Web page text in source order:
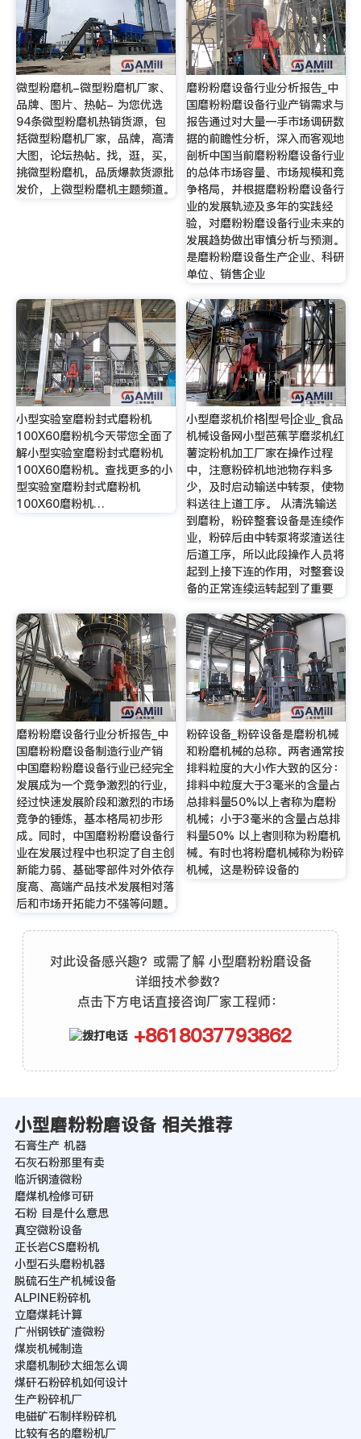
微型粉磨机-微型粉磨机厂家、
品牌、图片、热帖- 为您优选
94条微型粉磨机热销货源，包
括微型粉磨机厂家，品牌，高清
大图，论坛热帖。找，逛，买，
挑微型粉磨机，品质爆款货源批
发价，上微型粉磨机主题频道。
磨粉粉磨设备行业分析报告_中
国磨粉粉磨设备行业产销需求与
报告通过对大量一手市场调研数
据的前瞻性分析，深入而客观地
剖析中国当前磨粉粉磨设备行业
的总体市场容量、市场规模和竞
争格局，并根据磨粉粉磨设备行
业的发展轨迹及多年的实践经
验，对磨粉粉磨设备行业未来的
发展趋势做出审慎分析与预测。
是磨粉粉磨设备生产企业、科研
单位、销售企业
小型实验室磨粉封式磨粉机
100X60磨粉机今天带您全面了
解小型实验室磨粉封式磨粉机
100X60磨粉机。查找更多的小
型实验室磨粉封式磨粉机
100X60磨粉机…
小型磨浆机价格|型号|企业_食品
机械设备网小型芭蕉芋磨浆机红
薯淀粉机加工厂家在操作过程
中，注意粉碎机地池物存料多
少，及时启动输送中转泵，使物
料送往上道工序。 从清洗输送
到磨粉，粉碎整套设备是连续作
业，粉碎后由中转泵将浆渣送往
后道工序，所以此段操作人员将
起到上接下连的作用，对整套设
备的正常连续运转起到了重要
磨粉粉磨设备行业分析报告_中
国磨粉粉磨设备制造行业产销
中国磨粉粉磨设备行业已经完全
发展成为一个竞争激烈的行业，
经过快速发展阶段和激烈的市场
竞争的锤炼，基本格局初步形
成。同时，中国磨粉粉磨设备行
业在发展过程中也积淀了自主创
新能力弱、基础零部件对外依存
度高、高端产品技术发展相对落
后和市场开拓能力不强等问题。
粉碎设备_粉碎设备是磨粉机械
和粉磨机械的总称。两者通常按
排料粒度的大小作大致的区分：
排料中粒度大于3毫米的含量占
总排料量50%以上者称为磨粉
机械；小于3毫米的含量占总排
料量50% 以上者则称为粉磨机
械。有时也将粉磨机械称为粉碎
机械，这是粉碎设备的
对此设备感兴趣？或需了解 小型磨粉粉磨设备
详细技术参数？
点击下方电话直接咨询厂家工程师：
+8618037793862
小型磨粉粉磨设备 相关推荐
石膏生产 机器
石灰石粉那里有卖
临沂钢渣微粉
磨煤机检修可研
石粉 目是什么意思
真空微粉设备
正长岩CS磨粉机
小型石头磨粉机器
脱硫石生产机械设备
ALPINE粉碎机
立磨煤耗计算
广州钢铁矿渣微粉
煤炭机械制造
求磨机制砂太细怎么调
煤矸石粉碎机如何设计
生产粉碎机厂
电磁矿石制样粉碎机
比较有名的磨粉机厂